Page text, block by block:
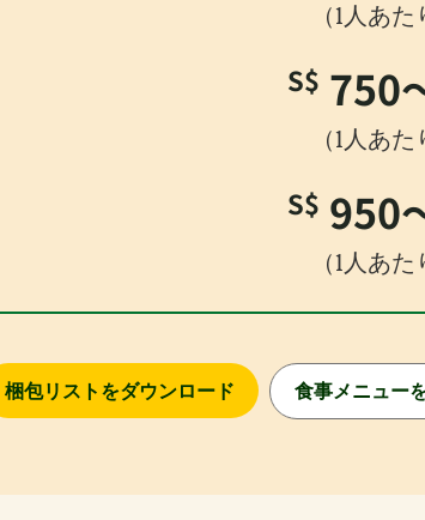
（1人あ
S$ 750
（1人あ
S$ 950
（1人あ
梱包リストをダウンロード 食事メニュー